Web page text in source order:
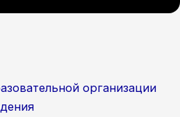
организации